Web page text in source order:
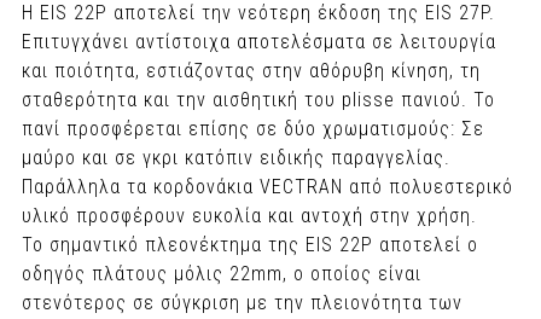
Η EIS 22P αποτελεί την νεότερη έκδοση της EIS 27P.
Επιτυγχάνει αντίστοιχα αποτελέσματα σε λειτουργία
και ποιότητα, εστιάζοντας στην αθόρυβη κίνηση, τη
σταθερότητα και την αισθητική του plisse πανιού. Το
πανί προσφέρεται επίσης σε δύο χρωματισμούς: Σε
μαύρο και σε γκρι κατόπιν ειδικής παραγγελίας.
Παράλληλα τα κορδονάκια VECTRAN από πολυεστερικό
υλικό προσφέρουν ευκολία και αντοχή στην χρήση.
Το σημαντικό πλεονέκτημα της EIS 22P αποτελεί ο
οδηγός πλάτους μόλις 22mm, ο οποίος είναι
στενότερος σε σύγκριση με την πλειονότητα των